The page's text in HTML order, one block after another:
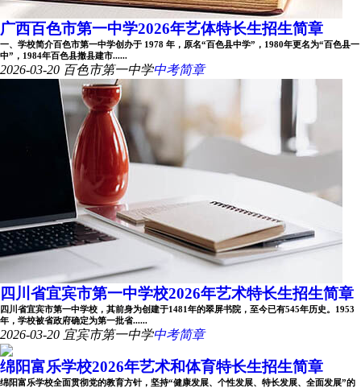
广西百色市第一中学2026年艺体特长生招生简章
一、学校简介百色市第一中学创办于 1978 年，原名“百色县中学”，1980年更名为“百色县一
中”，1984年百色县撤县建市......
2026-03-20 百色市第一中学中考简章
四川省宜宾市第一中学校2026年艺术特长生招生简章
四川省宜宾市第一中学校，其前身为创建于1481年的翠屏书院，至今已有545年历史。1953
年，学校被省政府确定为第一批省......
2026-03-20 宜宾市第一中学中考简章
绵阳富乐学校2026年艺术和体育特长生招生简章
绵阳富乐学校全面贯彻党的教育方针，坚持“健康发展、个性发展、特长发展、全面发展”的